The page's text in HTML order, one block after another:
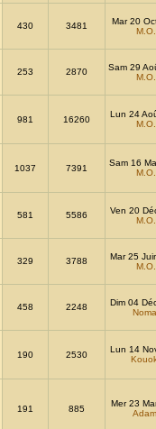
430 3481
Mar 20
253 2870
Sam 29
981 16260
Lun 24
1037 7391
Sam 16
581 5586
Ven 20
329 3788
Mar 25
458 2248
Dim 04
190 2530
Lun 14
191 885
Mer 23